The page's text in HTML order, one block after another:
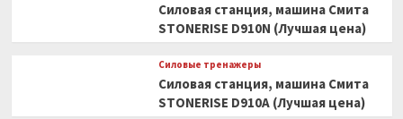
Силовая станция, машина Смита
STONERISE D910N (Лучшая цена)
Силовые тренажеры
Силовая станция, машина Смита
STONERISE D910A (Лучшая цена)